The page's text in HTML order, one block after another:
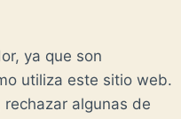
ya que son
utiliza este sitio web.
algunas de